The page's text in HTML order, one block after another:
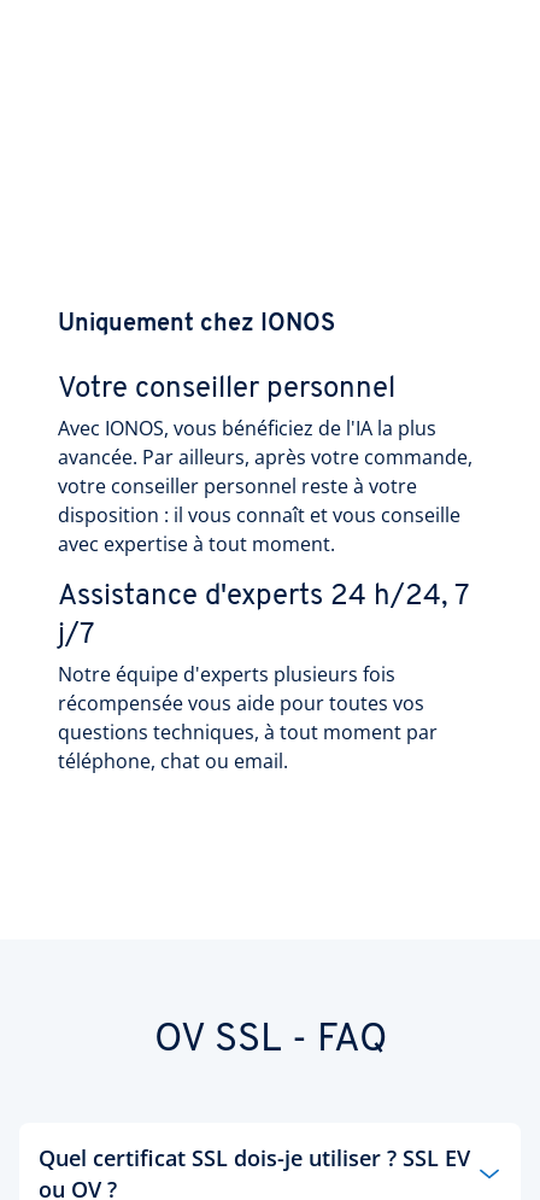
Uniquement chez IONOS
Votre conseiller personnel
Avec IONOS, vous bénéficiez de l'IA la plus
avancée. Par ailleurs, après votre commande,
votre conseiller personnel reste à votre
disposition : il vous connaît et vous conseille
avec expertise à tout moment.
Assistance d'experts 24 h/24, 7
j/7
Notre équipe d'experts plusieurs fois
récompensée vous aide pour toutes vos
questions techniques, à tout moment par
téléphone, chat ou email.
OV SSL - FAQ
Quel certificat SSL dois-je utiliser ? SSL EV
ou OV ?